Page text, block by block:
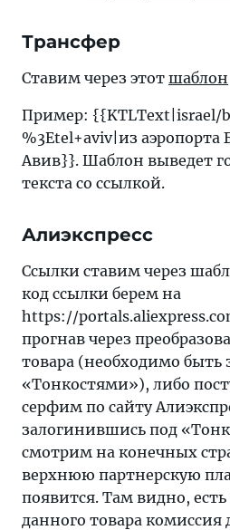
Трансфер
Ставим через этот шаблон
Пример: {{KTLText|israel/
%3Etel+aviv|из
Авив}}. Шаблон выведет
текста со ссылкой.
Алиэкспресс
Ссылки ставим через
код ссылки берем на
https://
прогнав через
товара (необходимо
«Тонкостями»), либо
серфим по сайту
залогинившись под
смотрим на конечных
верхнюю партнерскую
появится. Там видно,
данного товара комиссия